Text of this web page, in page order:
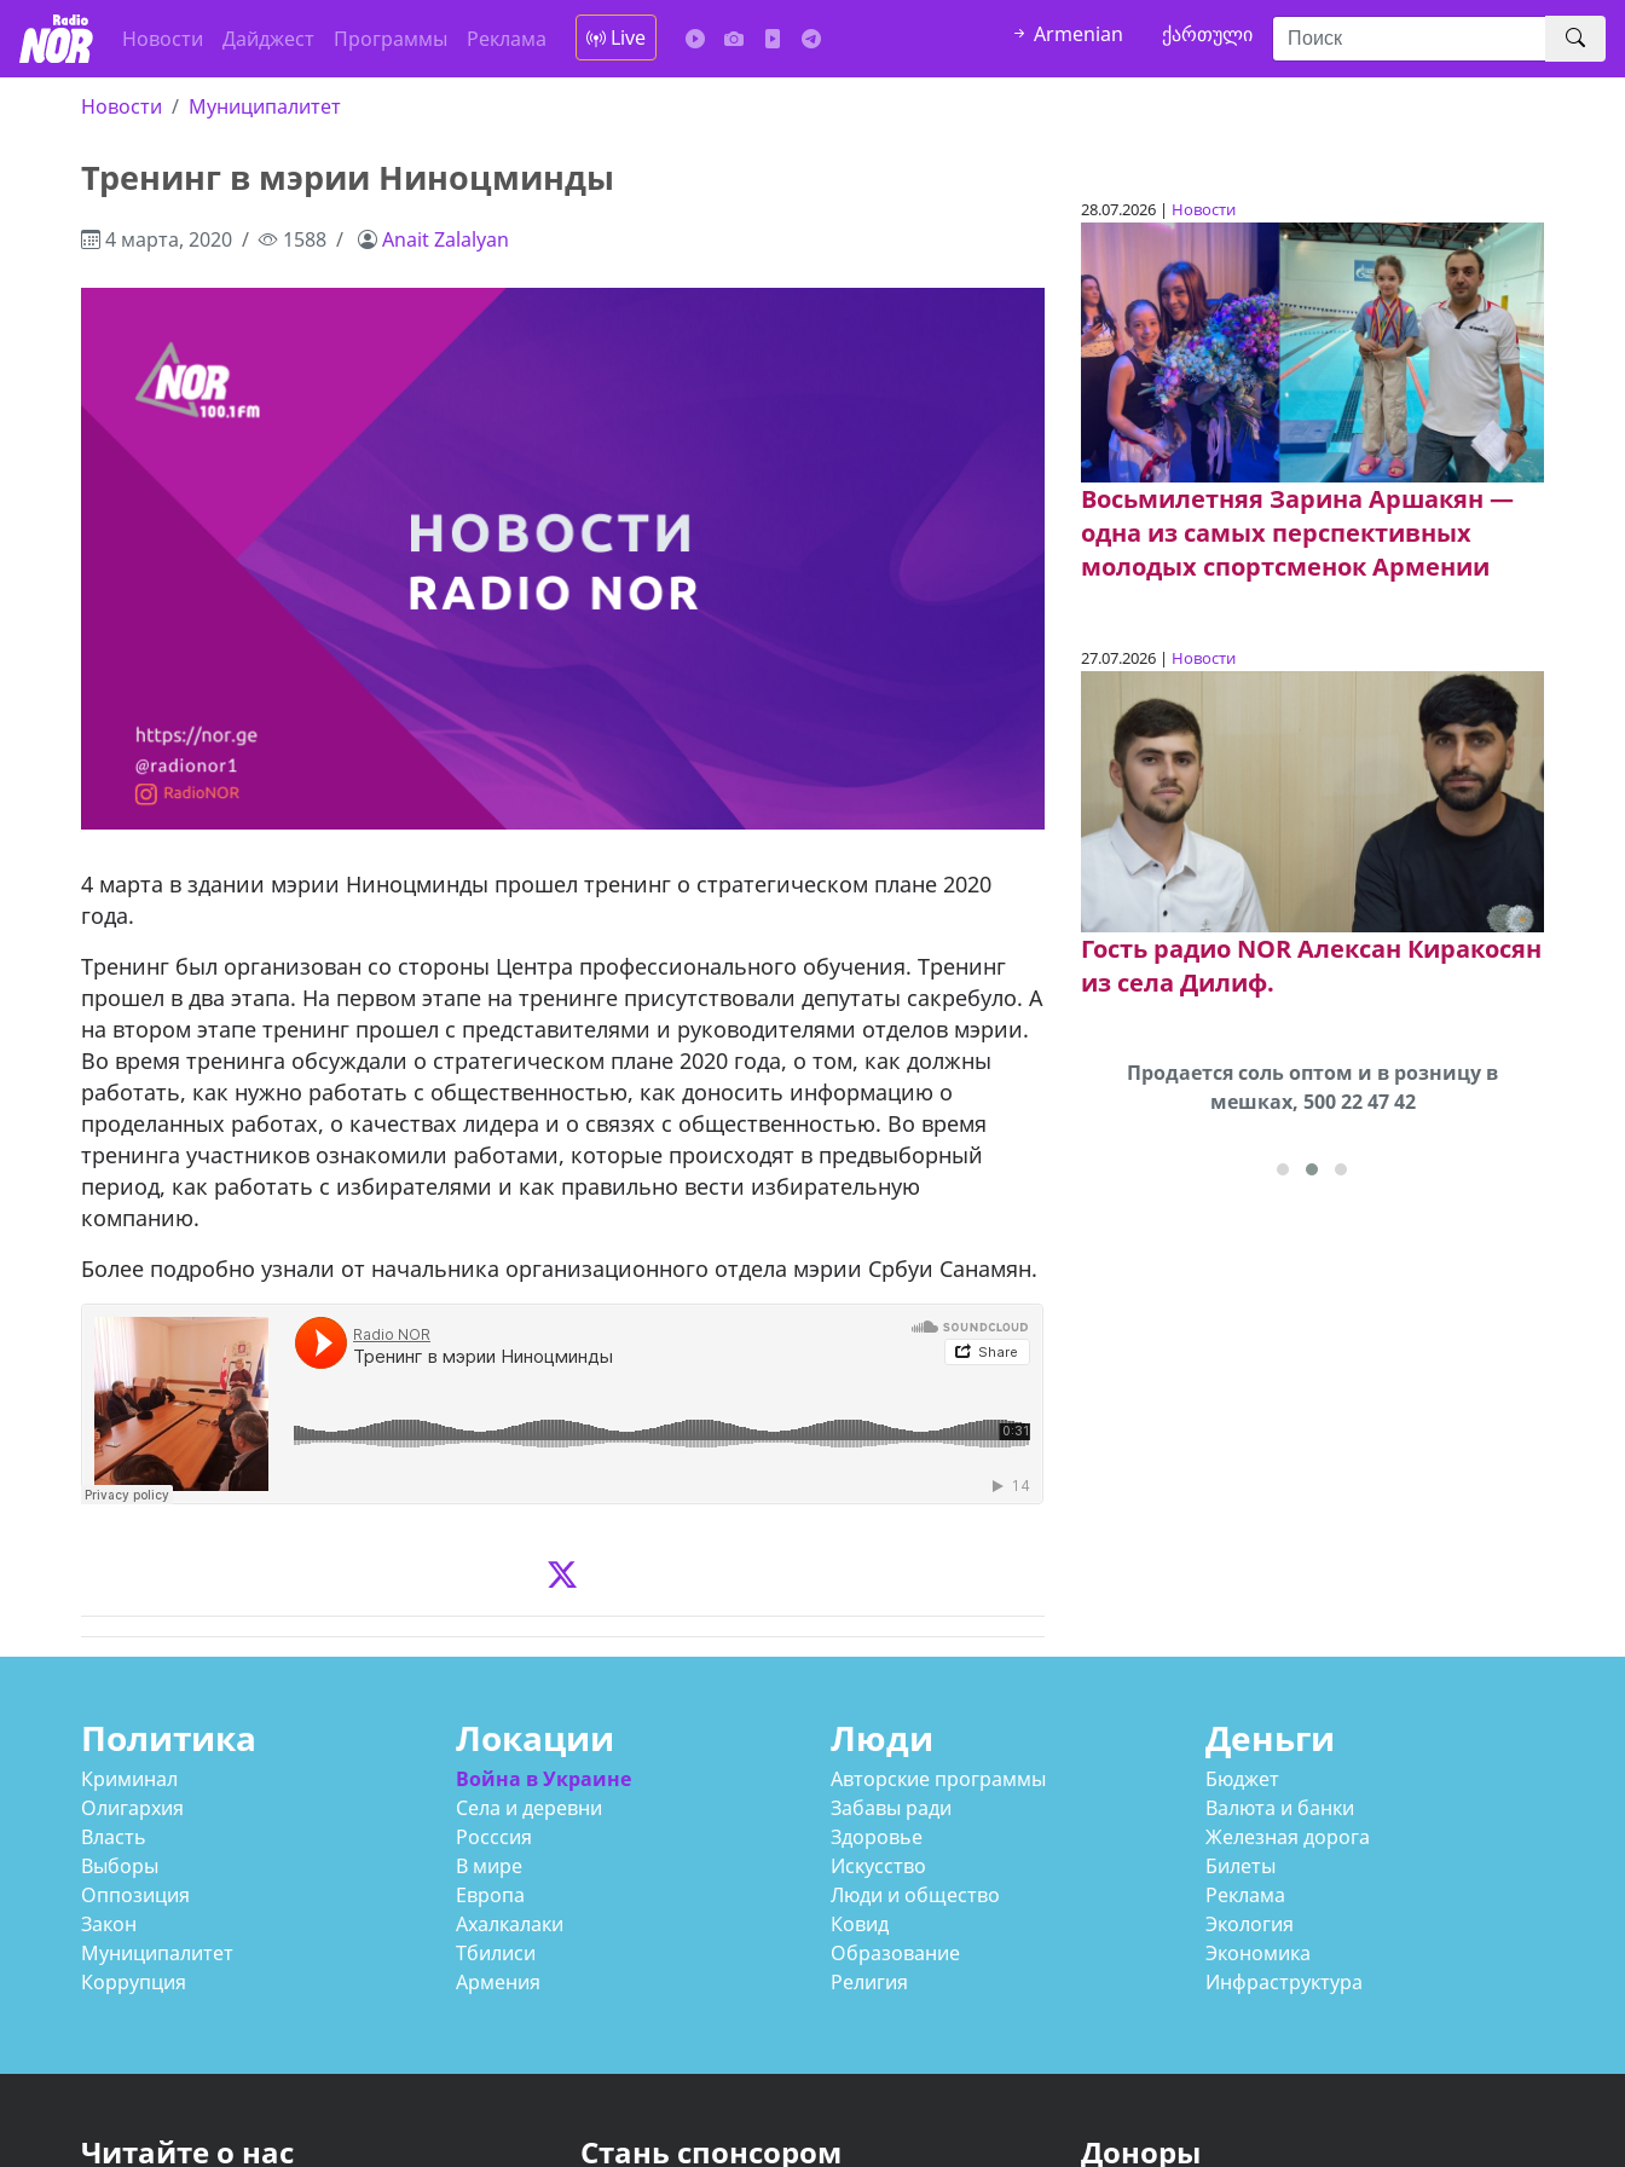
Новости Дайджест Программы Реклама Live Armenian ქართული
Новости Муниципалитет
Тренинг в мэрии Ниноцминды
4 марта, 2020 1588 Anait Zalalyan
4 марта в здании мэрии Ниноцминды прошел тренинг о стратегическом плане 2020
года.
Тренинг был организован со стороны Центра профессионального обучения. Тренинг
прошел в два этапа. На первом этапе на тренинге присутствовали депутаты сакребуло. А
на втором этапе тренинг прошел с представителями и руководителями отделов мэрии.
Во время тренинга обсуждали о стратегическом плане 2020 года, о том, как должны
работать, как нужно работать с общественностью, как доносить информацию о
проделанных работах, о качествах лидера и о связях с общественностью. Во время
тренинга участников ознакомили работами, которые происходят в предвыборный
период, как работать с избирателями и как правильно вести избирательную
компанию.
Более подробно узнали от начальника организационного отдела мэрии Србуи Санамян.
28.07.2026 | Новости
Восьмилетняя Зарина Аршакян —
одна из самых перспективных
молодых спортсменок Армении
27.07.2026 | Новости
Гость радио NOR Алексан Киракосян
из села Дилиф.
Hask
Срочно на трассе Ниноцминда-Цалка
продается объект,+995 574 40 74
71Whatsapp/Viber
Продается соль оптом и в розницу в
мешках, 500 22 47 42
В городе Ниноцминда около фастфуда Hask
cдается в аренду дом, 571 30 57
Политика
Криминал
Олигархия
Власть
Выборы
Оппозиция
Закон
Муниципалитет
Коррупция
Локации
Война в Украине
Села и деревни
Росссия
В мире
Европа
Ахалкалаки
Тбилиси
Армения
Люди
Авторские программы
Забавы ради
Здоровье
Искусство
Люди и общество
Ковид
Образование
Религия
Деньги
Бюджет
Валюта и банки
Железная дорога
Билеты
Реклама
Экология
Экономика
Инфраструктура
Читайте о нас Стань спонсором Доноры